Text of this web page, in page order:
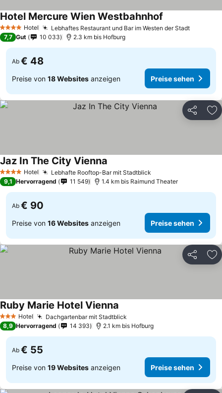
4 Sterne Hotel Lebhaftes Restaurant und Bar im Westen der Stadt
Hotel Mercure Wien Westbahnhof
7,7 Gut 10 033 2.3 km bis Hofburg
Ab € 48
Preise von 18 Websites anzeigen Preise sehen
Teilen
4 Sterne Hotel Lebhafte Rooftop-Bar mit Stadtblick
Jaz In The City Vienna
9,1 Hervorragend 11 549 1.4 km bis Raimund Theater
Ab € 90
Preise von 16 Websites anzeigen Preise sehen
Teilen
3 SterneHotel Dachgartenbar mit Stadtblick
Ruby Marie Hotel Vienna
8,9 Hervorragend 14 393 2.1 km bis Hofburg
Ab € 55
Preise von 19 Websites anzeigen Preise sehen